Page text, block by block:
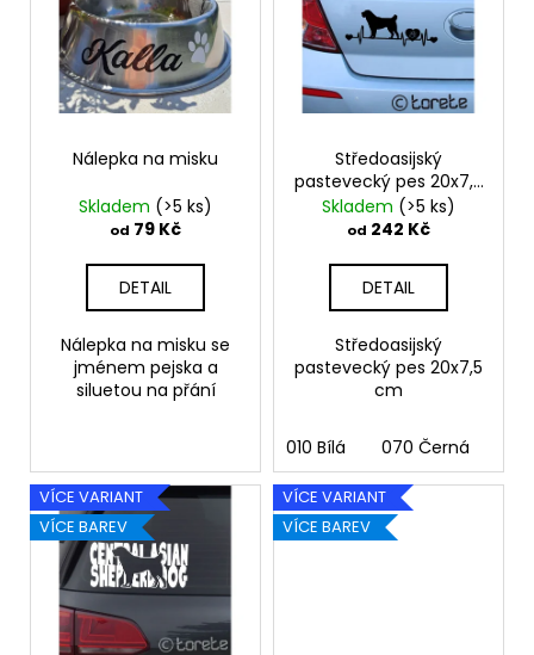
Nálepka na misku
Skladem (>5 ks)
od 79 Kč
DETAIL
Nálepka na misku se
jménem pejska a
siluetou na přání
Středoasijský
pastevecký pes 20x7,5
cm
Skladem (>5 ks)
od 242 Kč
DETAIL
Středoasijský
pastevecký pes 20x7,5
cm
010 Bílá 070 Černá
VÍCE VARIANT
VÍCE BAREV
VÍCE VARIANT
VÍCE BAREV